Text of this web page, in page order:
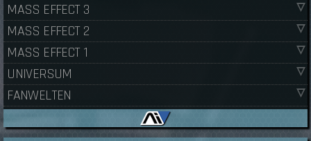
MASS EFFECT 3
MASS EFFECT 2
MASS EFFECT 1
UNIVERSUM
FANWELTEN